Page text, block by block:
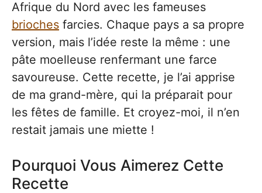
Afrique du Nord avec les fameuses
brioches farcies. Chaque pays a sa propre
version, mais l’idée reste la même : une
pâte moelleuse renfermant une farce
savoureuse. Cette recette, je l’ai apprise
de ma grand-mère, qui la préparait pour
les fêtes de famille. Et croyez-moi, il n’en
restait jamais une miette !
Pourquoi Vous Aimerez Cette
Recette